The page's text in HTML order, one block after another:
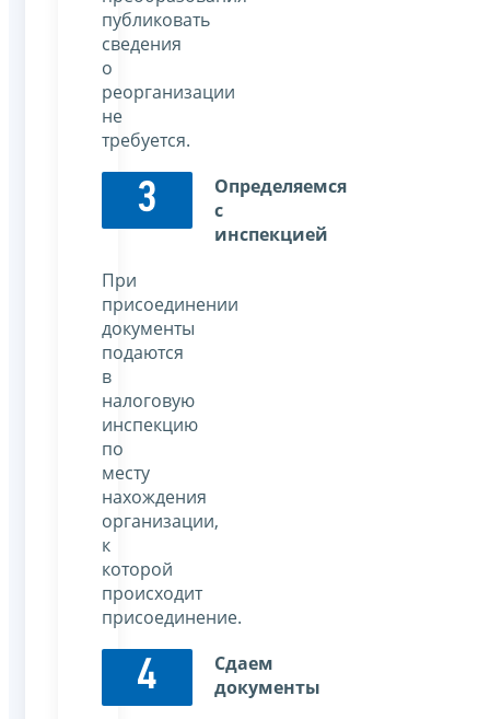
публиковать
сведения
о
реорганизации
не
требуется.
3
Определяемся
с
инспекцией
При
присоединении
документы
подаются
в
налоговую
инспекцию
по
месту
нахождения
организации,
к
которой
происходит
присоединение.
4
Сдаем
документы